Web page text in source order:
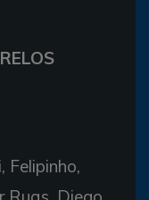
Felipinho,